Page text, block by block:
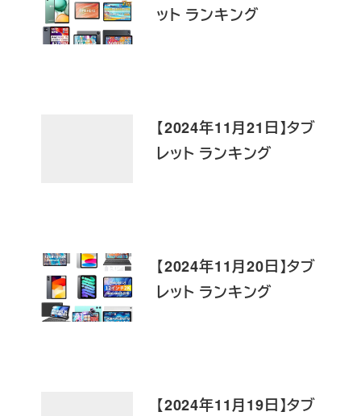
ット ランキング
【2024年11月21日】タブ
レット ランキング
【2024年11月20日】タブ
レット ランキング
【2024年11月19日】タブ